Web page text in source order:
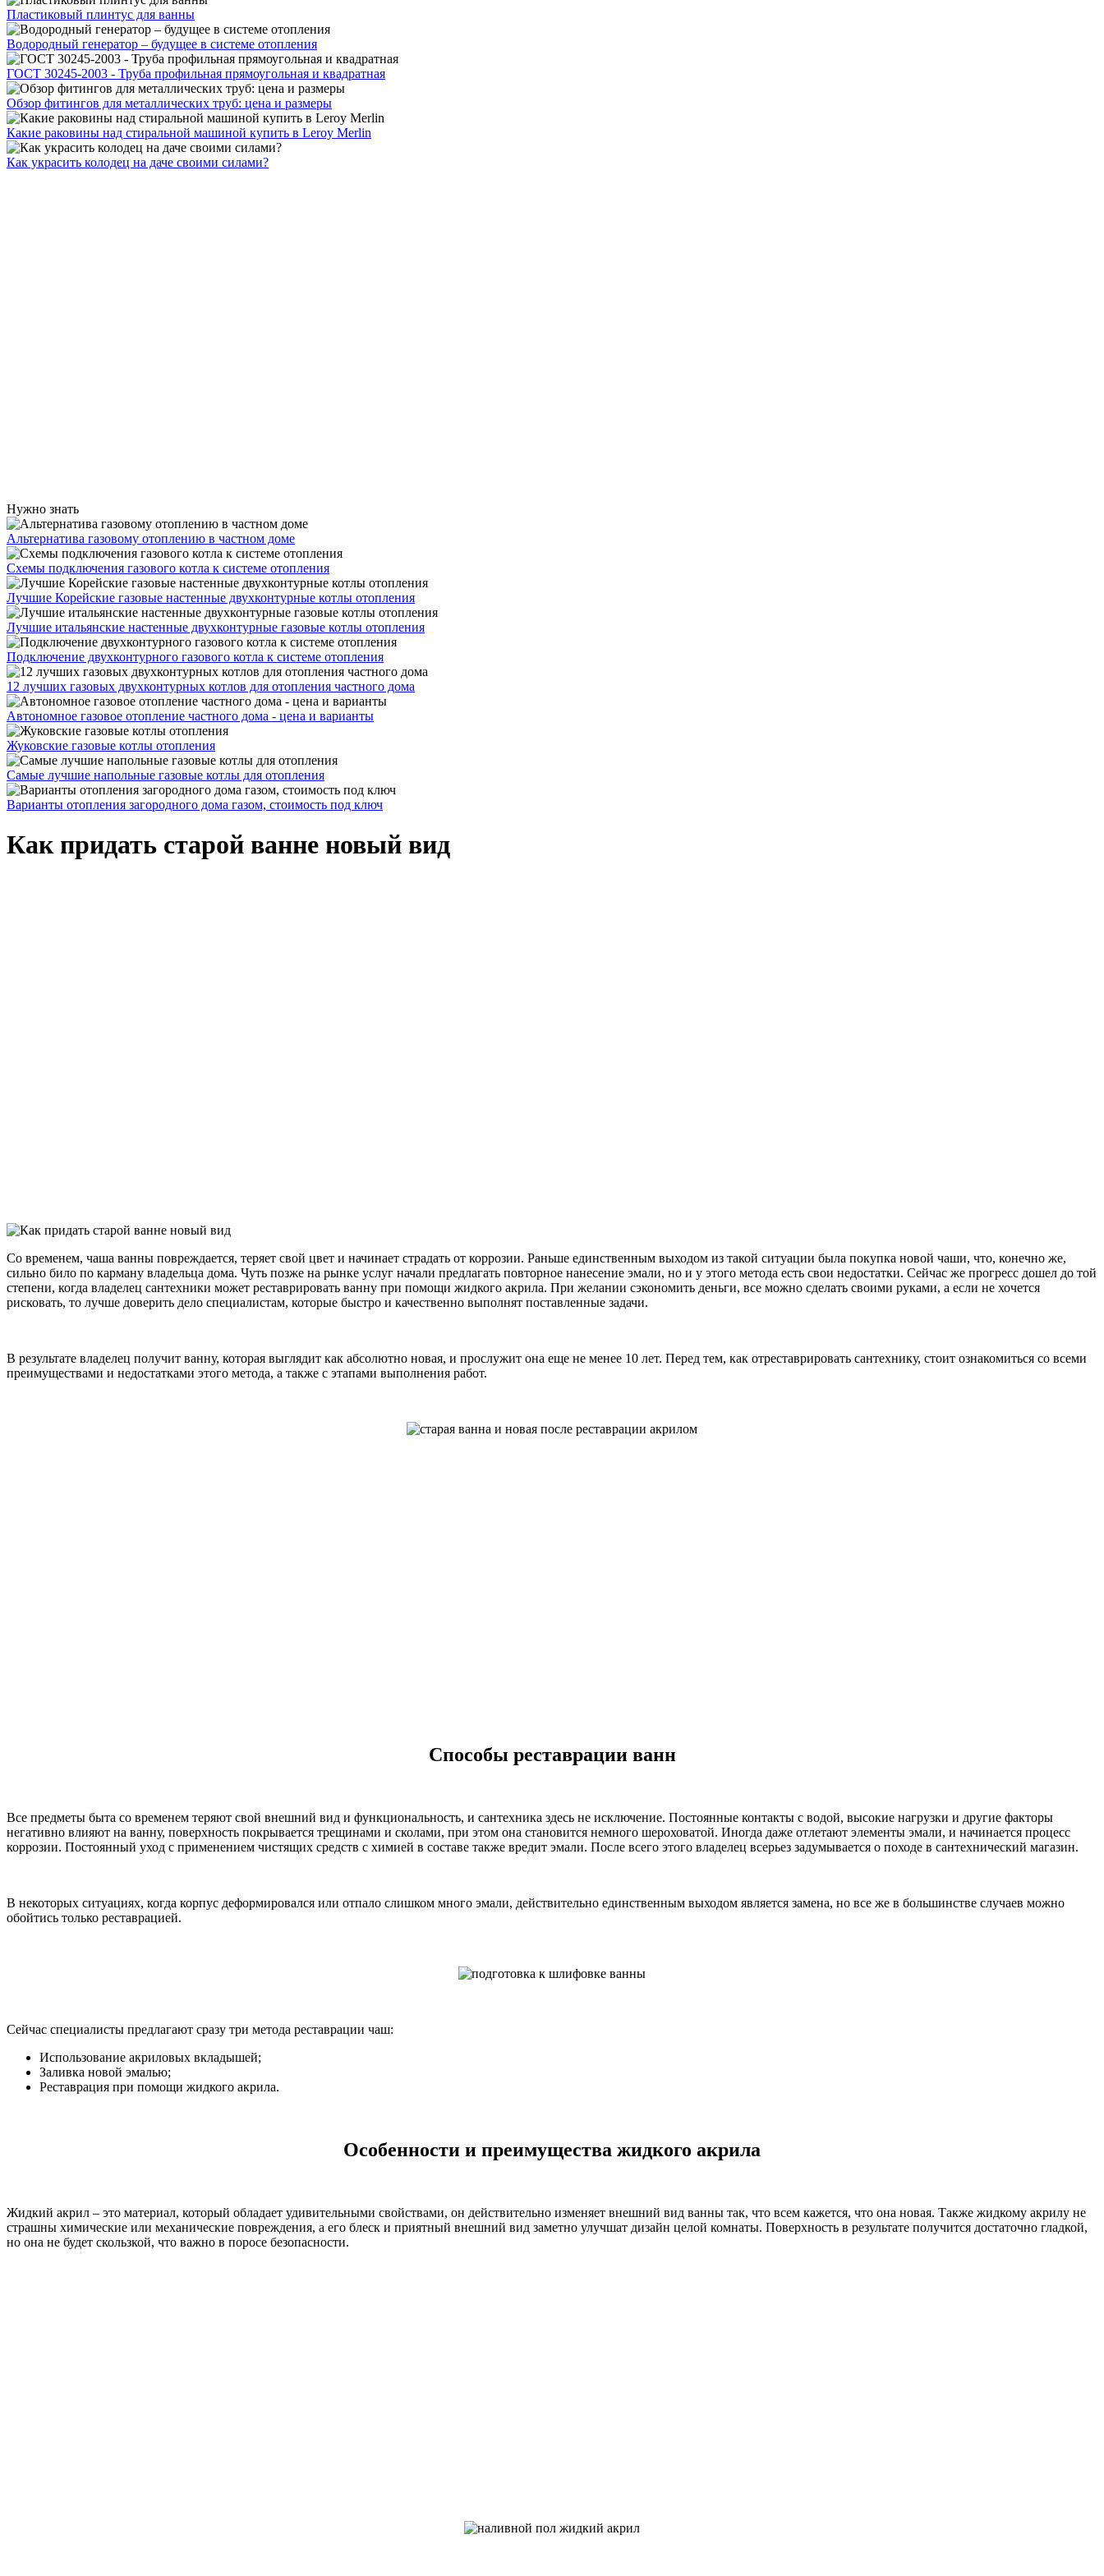
Пластиковый плинтус для ванны
Водородный генератор – будущее в системе отопления
ГОСТ 30245-2003 - Труба профильная прямоугольная и квадратная
Обзор фитингов для металлических труб: цена и размеры
Какие раковины над стиральной машиной купить в Leroy Merlin
Как украсить колодец на даче своими силами?
Нужно знать
Альтернатива газовому отоплению в частном доме
Схемы подключения газового котла к системе отопления
Лучшие Корейские газовые настенные двухконтурные котлы отопления
Лучшие итальянские настенные двухконтурные газовые котлы отопления
Подключение двухконтурного газового котла к системе отопления
12 лучших газовых двухконтурных котлов для отопления частного дома
Автономное газовое отопление частного дома - цена и варианты
Жуковские газовые котлы отопления
Самые лучшие напольные газовые котлы для отопления
Варианты отопления загородного дома газом, стоимость под ключ
Как придать старой ванне новый вид
Со временем, чаша ванны повреждается, теряет свой цвет и начинает страдать от коррозии. Раньше единственным выходом из такой ситуации была покупка новой чаши, что, конечно же,
сильно било по карману владельца дома. Чуть позже на рынке услуг начали предлагать повторное нанесение эмали, но и у этого метода есть свои недостатки. Сейчас же прогресс дошел до той
степени, когда владелец сантехники может реставрировать ванну при помощи жидкого акрила. При желании сэкономить деньги, все можно сделать своими руками, а если не хочется
рисковать, то лучше доверить дело специалистам, которые быстро и качественно выполнят поставленные задачи.
В результате владелец получит ванну, которая выглядит как абсолютно новая, и прослужит она еще не менее 10 лет. Перед тем, как отреставрировать сантехнику, стоит ознакомиться со всеми
преимуществами и недостатками этого метода, а также с этапами выполнения работ.
Способы реставрации ванн
Все предметы быта со временем теряют свой внешний вид и функциональность, и сантехника здесь не исключение. Постоянные контакты с водой, высокие нагрузки и другие факторы
негативно влияют на ванну, поверхность покрывается трещинами и сколами, при этом она становится немного шероховатой. Иногда даже отлетают элементы эмали, и начинается процесс
коррозии. Постоянный уход с применением чистящих средств с химией в составе также вредит эмали. После всего этого владелец всерьез задумывается о походе в сантехнический магазин.
В некоторых ситуациях, когда корпус деформировался или отпало слишком много эмали, действительно единственным выходом является замена, но все же в большинстве случаев можно
обойтись только реставрацией.
Сейчас специалисты предлагают сразу три метода реставрации чаш:
Использование акриловых вкладышей;
Заливка новой эмалью;
Реставрация при помощи жидкого акрила.
Особенности и преимущества жидкого акрила
Жидкий акрил – это материал, который обладает удивительными свойствами, он действительно изменяет внешний вид ванны так, что всем кажется, что она новая. Также жидкому акрилу не
страшны химические или механические повреждения, а его блеск и приятный внешний вид заметно улучшат дизайн целой комнаты. Поверхность в результате получится достаточно гладкой,
но она не будет скользкой, что важно в поросе безопасности.